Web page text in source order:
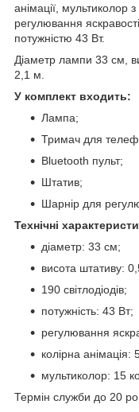
анімації, мультиколор
регулювання
потужністю 43 Вт.
Діаметр лампи 33 см,
2,1 м.
У комплект входить:
Лампа;
Тримач для
Bluetooth пульт;
Штатив;
Шарнір для
Технічні
діаметр: 33 см;
висота штативу:
190 світлодіодів;
потужність: 43 Вт;
регулювання
колірна анімація:
мультиколор: 15
Термін служби до 20